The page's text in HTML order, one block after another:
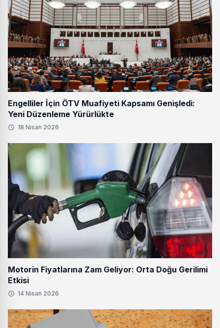
Engelliler İçin ÖTV Muafiyeti Kapsamı Genişledi:
Yeni Düzenleme Yürürlükte
18 Nisan 2026
Motorin Fiyatlarına Zam Geliyor: Orta Doğu Gerilimi
Etkisi
14 Nisan 2026